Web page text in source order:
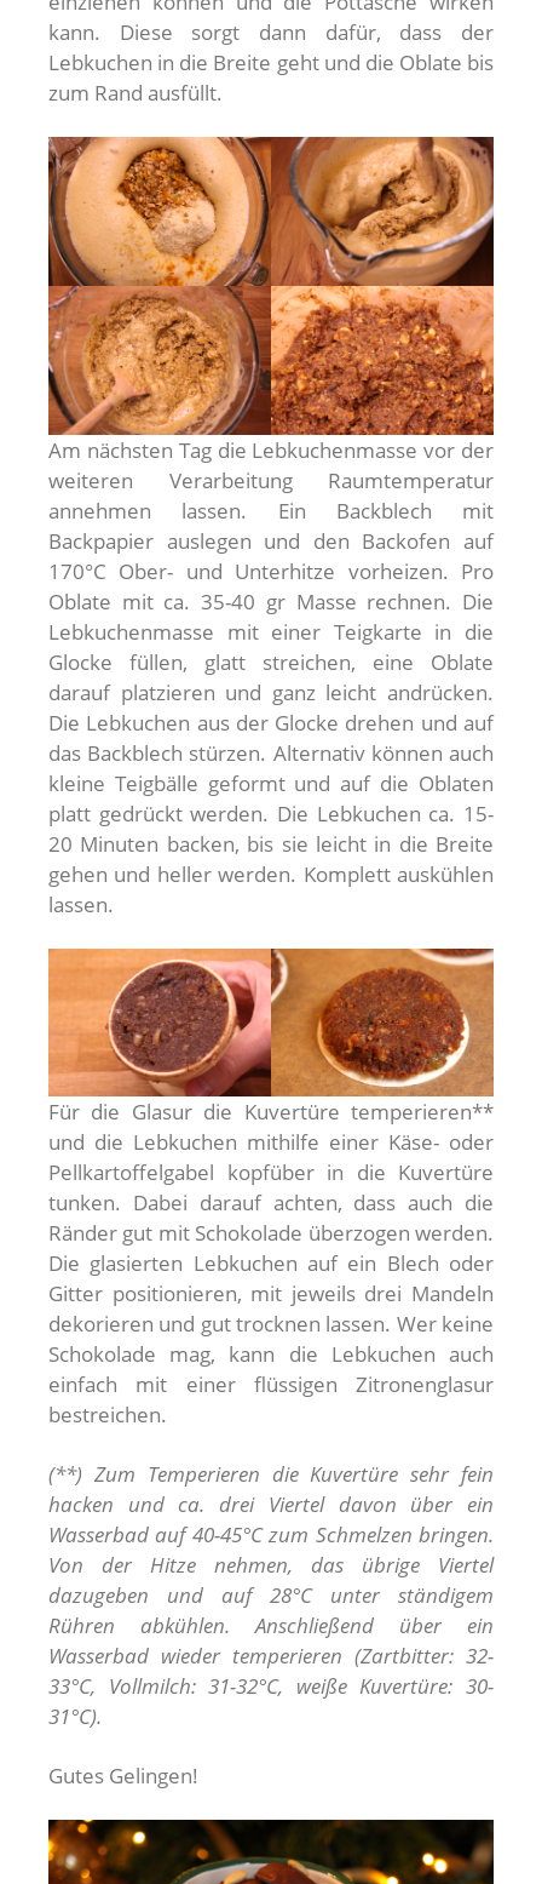
kann. Diese sorgt dann dafür, dass der
Lebkuchen in die Breite geht und die Oblate bis
zum Rand ausfüllt.
Am nächsten Tag die Lebkuchenmasse vor der
weiteren Verarbeitung Raumtemperatur
annehmen lassen. Ein Backblech mit
Backpapier auslegen und den Backofen auf
170°C Ober- und Unterhitze vorheizen. Pro
Oblate mit ca. 35-40 gr Masse rechnen. Die
Lebkuchenmasse mit einer Teigkarte in die
Glocke füllen, glatt streichen, eine Oblate
darauf platzieren und ganz leicht andrücken.
Die Lebkuchen aus der Glocke drehen und auf
das Backblech stürzen. Alternativ können auch
kleine Teigbälle geformt und auf die Oblaten
platt gedrückt werden. Die Lebkuchen ca. 15-
20 Minuten backen, bis sie leicht in die Breite
gehen und heller werden. Komplett auskühlen
lassen.
Für die Glasur die Kuvertüre temperieren**
und die Lebkuchen mithilfe einer Käse- oder
Pellkartoffelgabel kopfüber in die Kuvertüre
tunken. Dabei darauf achten, dass auch die
Ränder gut mit Schokolade überzogen werden.
Die glasierten Lebkuchen auf ein Blech oder
Gitter positionieren, mit jeweils drei Mandeln
dekorieren und gut trocknen lassen. Wer keine
Schokolade mag, kann die Lebkuchen auch
einfach mit einer flüssigen Zitronenglasur
bestreichen.
(**) Zum Temperieren die Kuvertüre sehr fein
hacken und ca. drei Viertel davon über ein
Wasserbad auf 40-45°C zum Schmelzen bringen.
Von der Hitze nehmen, das übrige Viertel
dazugeben und auf 28°C unter ständigem
Rühren abkühlen. Anschließend über ein
Wasserbad wieder temperieren (Zartbitter: 32-
33°C, Vollmilch: 31-32°C, weiße Kuvertüre: 30-
31°C).
Gutes Gelingen!